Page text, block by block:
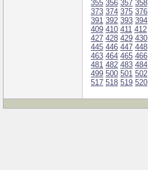
355 356 357 358
373 374 375 376
391 392 393 394
409 410 411 412
427 428 429 430
445 446 447 448
463 464 465 466
481 482 483 484
499 500 501 502
517 518 519 520